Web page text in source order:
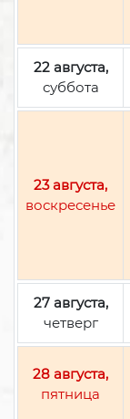
22 августа,
суббота
23 августа,
воскресенье
27 августа,
четверг
28 августа,
пятница